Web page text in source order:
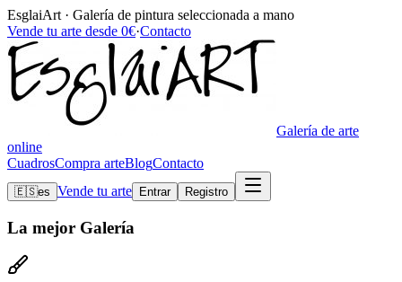
EsglaiArt · Galería de pintura seleccionada a mano
Vende tu arte desde 0€·Contacto
Galería de arte
online
CuadrosCompra arteBlogContacto
🇪🇸es Vende tu arte Entrar Registro
La mejor Galería